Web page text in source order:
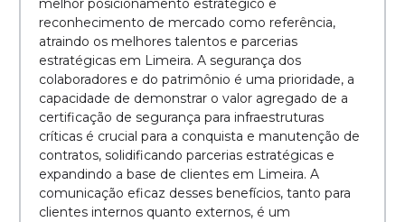
melhor posicionamento estratégico e
reconhecimento de mercado como referência,
atraindo os melhores talentos e parcerias
estratégicas em Limeira. A segurança dos
colaboradores e do patrimônio é uma prioridade, a
capacidade de demonstrar o valor agregado de a
certificação de segurança para infraestruturas
críticas é crucial para a conquista e manutenção de
contratos, solidificando parcerias estratégicas e
expandindo a base de clientes em Limeira. A
comunicação eficaz desses benefícios, tanto para
clientes internos quanto externos, é um